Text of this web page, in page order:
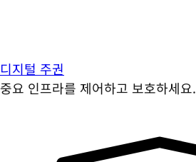
디지털 주권
중요 인프라를 제어하고 보호하세요.